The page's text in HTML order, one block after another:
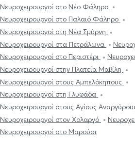
Νευροχειρουργοί στο Νέο Φάληρο
Νευροχειρουργοί στο Παλαιό Φάληρο
Νευροχειρουργοί στη Νέα Σμύρνη
Νευροχειρουργοί στα Πετράλωνα
Νευροχειρουργοί στο Περιστέρι
Νευροχειρουργοί στην Πλατεία Μαβίλη
Νευροχειρουργοί στους Αμπελόκηπους
Νευροχειρουργοί στη Γλυφάδα
Νευροχειρουργοί στους Αγίους
Νευροχειρουργοί στον Χολαργό
Νευροχειρουργοί στο Μαρούσι